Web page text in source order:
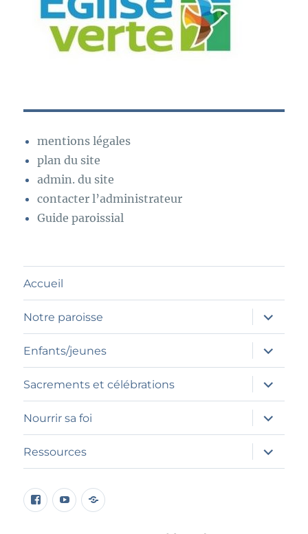
mentions légales
plan du site
admin. du site
contacter l’administrateur
Guide paroissial
Accueil
Notre paroisse
ouvrir
le
sous-
menu
Enfants/jeunes
ouvrir
le
sous-
menu
Sacrements et célébrations
ouvrir
le
sous-
menu
Nourrir sa foi
ouvrir
le
sous-
menu
Ressources
ouvrir
le
sous-
page ÉlémentProgramme